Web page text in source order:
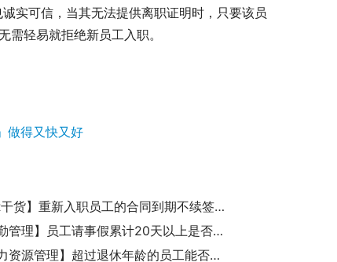
实可信，当其无法提供离职证明时，只要该员
轻易就拒绝新员工入职。
做得又快又好
【诚展HR干货】重新入职员工的合同到期不续签后该赔几个月的工资作为经济补偿？
【诚展考勤管理】员工请事假累计20天以上是否还可享受年休假？
【诚展人力资源管理】超过退休年龄的员工能否被企业随时辞退？